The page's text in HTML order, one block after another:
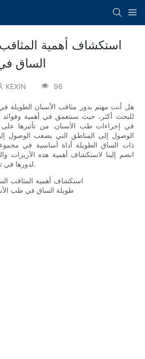
استكشاف أهمية
الساق
KEXIN 96
هل أنت مهتم بدور مثاقب الأسنان الطويلة
للبحث أكثر، حيث سنتعمق في أهمية وفوائد
في إجراءات طب الأسنان. من تأثيرها على
الوصول إلى المناطق التي يصعب الوصول
ذات الساق الطويلة أداة أساسية في
انضم إلينا لاستكشاف أهمية هذه
لدورها في تحقيق صحة الفم المثالية.